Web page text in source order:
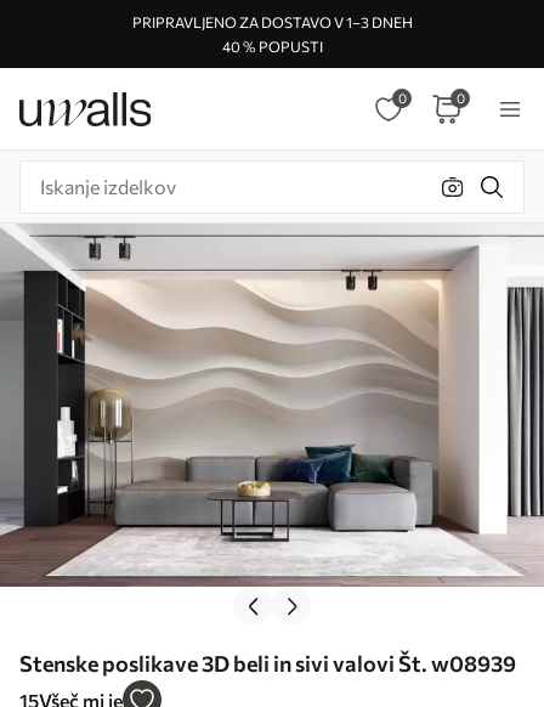
PRIPRAVLJENO ZA DOSTAVO V 1–3 DNEH
40 % POPUSTI
0 0
Stenske poslikave 3D beli in sivi valovi Št. w08939
15Všeč mi je